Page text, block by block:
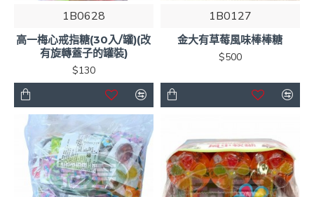
1B0628
高一梅心戒指糖(30入/罐)(改
有旋轉蓋子的罐裝)
$130
1B0127
金大有草莓風味棒棒糖
$500